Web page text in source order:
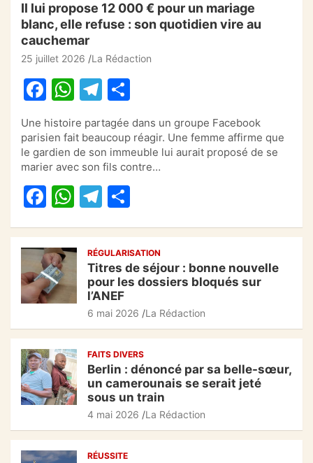
Il lui propose 12 000 € pour un mariage
blanc, elle refuse : son quotidien vire au
cauchemar
25 juillet 2026 La Rédaction
F
a
c
e
b
o
o
k
W
at
s
A
p
p
T
el
e
gr
a
m
ar
ta
g
er
Une histoire partagée dans un groupe Facebook
parisien fait beaucoup réagir. Une femme affirme que
le gardien de son immeuble lui aurait proposé de se
marier avec son fils contre…
F
c
e
b
o
o
k
W
at
s
A
p
p
T
gr
a
m
g
er
RÉGULARISATION
Titres de séjour : bonne nouvelle
pour les dossiers bloqués sur
l’ANEF
6 mai 2026 La Rédaction
FAITS DIVERS
Berlin : dénoncé par sa belle-sœur,
un camerounais se serait jeté
sous un train
4 mai 2026 La Rédaction
RÉUSSITE